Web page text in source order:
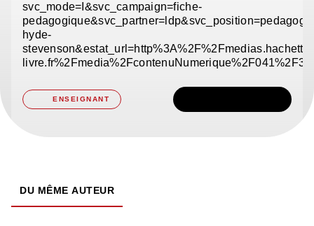
svc_mode=I&svc_campaign=fiche-
hyde-
stevenson&estat_url=http%3A%2F%2Fmedias.hachette-
ENSEIGNANT
DU MÊME AUTEUR